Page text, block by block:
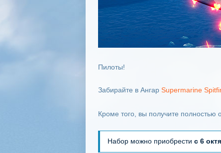
Пилоты!
Забирайте в Ангар Supermarine
Кроме того, вы получите полностью
Набор можно приобрести с 6